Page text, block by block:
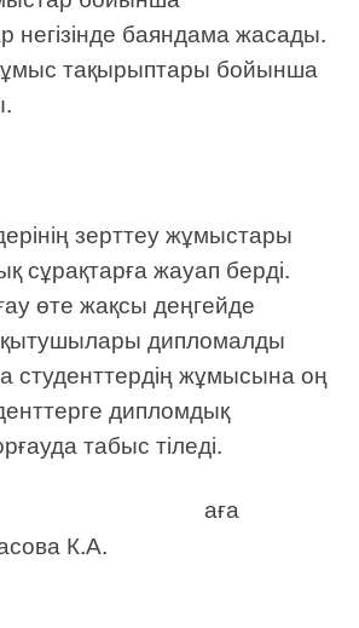
негізінде баяндама жасады.
тақырыптары бойынша
зерттеу жұмыстары
сұрақтарға жауап берді.
өте жақсы деңгейде
дипломалды
студенттердің жұмысына оң
дипломдық
табыс тіледі.
аға
К.А.